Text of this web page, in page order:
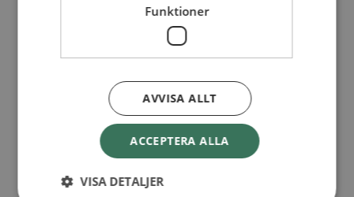
Akademi för Ledarskap och Teologi
Mullsjö folkhögskola
Apg29
Mindre kurser
BibelVinter 2.0
Funktioner
ACCEPTERA ALLA
AVVISA ALLT
VISA DETALJER